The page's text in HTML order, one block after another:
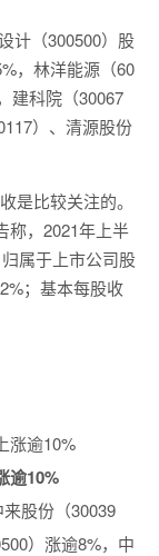
计（300500）股
，林洋能源（60
建科院（30067
）、清源股份
是比较关注的。
称，2021年上半
属于上市公司股
；基本每股收
逾10%
股份（30039
）涨逾8%，中